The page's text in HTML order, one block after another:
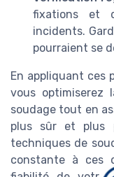
fixations et
incidents.
pourraient se
En appliquant ces
vous
soudage tout en
plus sûr et plus
techniques de
constante à ces